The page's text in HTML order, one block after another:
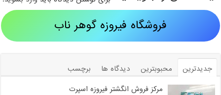
فروشگاه فیروزه گوهر ناب
جدیدترین محبوبترین دیدگاه ها
برچسب
مرکز فروش انگشتر فیروزه اسپرت